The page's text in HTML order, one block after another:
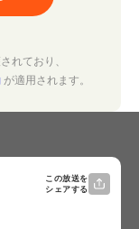
れており、
が適用されます。
この放送を
シェアする